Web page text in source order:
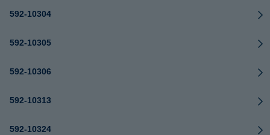
592-10304
592-10305
592-10306
592-10313
592-10324